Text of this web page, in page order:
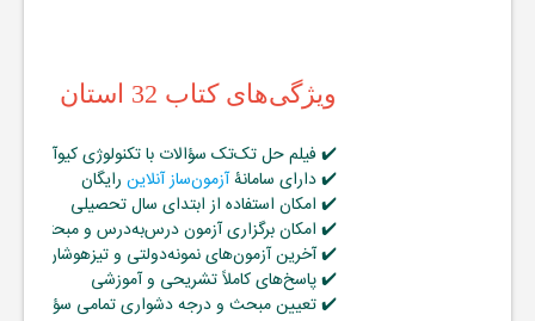
ویژگی‌های کتاب 32 استان نهم لوح برتر:
✔️ فیلم حل تک‌تک سؤالات با تکنولوژی کیوآرکد
✔️ دارای سامانۀآزمون‌ساز آنلاین رایگان
✔️ امکان استفاده از ابتدای سال تحصیلی
✔️ امکان برگزاری آزمون درس‌به‌درس و مبحثی
✔️ آخرین آزمون‌های نمونه‌دولتی و تیزهوشان کل
✔️ پاسخ‌های کاملاً تشریحی و آموزشی
✔️ تعیین مبحث و درجه دشواری تمامی سؤالات